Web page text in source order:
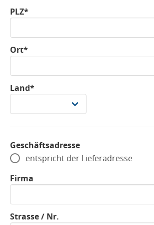
PLZ*
Ort*
Land*
Geschäftsadresse
entspricht der Lieferadresse
Firma
Strasse / Nr.